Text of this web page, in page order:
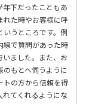
下だったこともあ
れた時やお客様に呼
うところです。例
線で質問があった時
ました。また、お
もとへ伺うように
トの⽅から信頼を得
れてくれるようにな